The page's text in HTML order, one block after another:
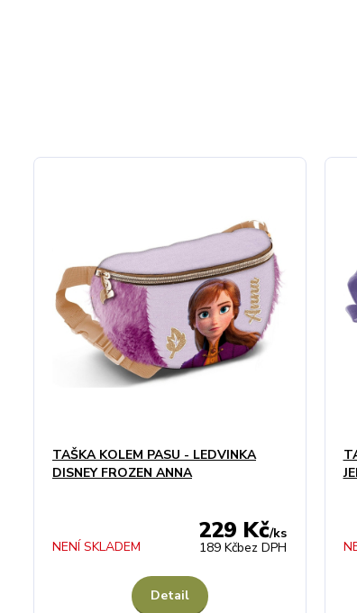
TAŠKA KOLEM PASU - LEDVINKA
DISNEY FROZEN ANNA
229 Kč/ks
189 Kčbez DPH
NENÍ SKLADEM
Detail